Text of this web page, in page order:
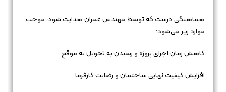
هماهنگی درست که توسط مهندس عمران هدایت شود، موجب
موارد زیر می‌شود:
کاهش زمان اجرای پروژه و رسیدن به تحویل به موقع
افزایش کیفیت نهایی ساختمان و رضایت کارفرما